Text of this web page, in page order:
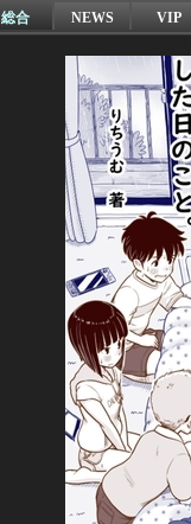
総合 NEWS VIP